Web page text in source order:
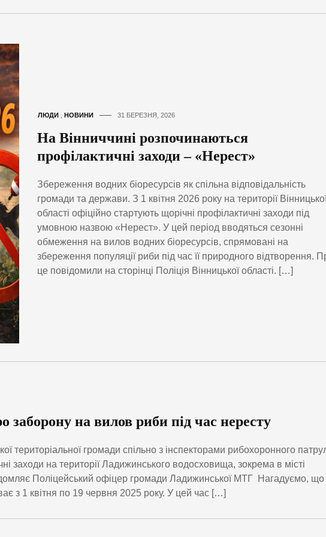
ЛЮДИ НОВИНИ 31 БЕРЕЗНЯ, 2026
На Вінниччині розпочинаються
профілактичні заходи – «Нерест»
Збереження водних біоресурсів як спільна відповідальність
громади та держави. З 1 квітня 2026 року на території
області офіційно стартують щорічні профілактичні заходи під
умовною назвою «Нерест». У цей період вводяться сезонні
обмеження на вилов водних біоресурсів, спрямовані на
збереження популяції риби під час її природного відтворення.
це повідомили на сторінці Поліція Вінницької області. […]
на вилов риби під час нересту
територіальної громади спільно з інспекторами рибохоронного
заходи на території Ладижинського водосховища, зокрема в місті
Поліцейський офіцер громади Ладижинської МТГ Нагадуємо, що
з 1 квітня по 19 червня 2025 року. У цей час […]